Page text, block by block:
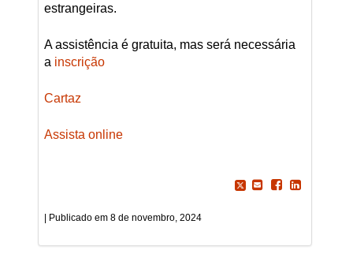
estrangeiras.
A assistência é gratuita, mas será necessária
a inscrição
Cartaz
Assista online
8 de novembro, 2024